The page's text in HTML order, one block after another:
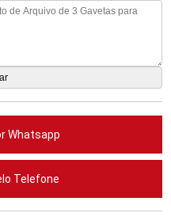
Whatsapp
Telefone